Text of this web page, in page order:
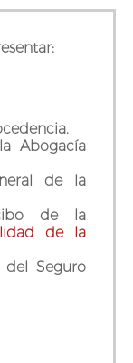
Abogacía
de la
de la
de la
Seguro